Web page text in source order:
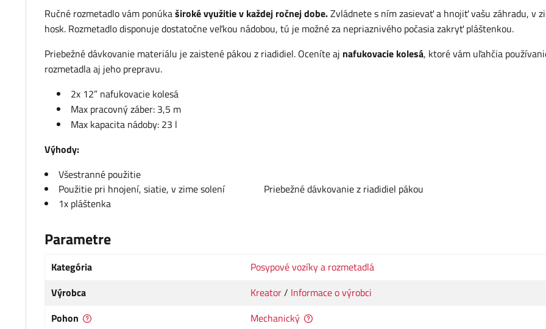
Ručné rozmetadlo vám ponúkaširoké využitie v každej ročnej dobe.Zvládnete s ním zasievať a hnojiť vašu záhradu, v
hosk. Rozmetadlo disponuje dostatočne veľkou nádobou, tú je možné za nepriaznivého počasia zakryť pláštenkou.
Priebežné dávkovanie materiálu je zaistené pákou z riadidiel. Oceníte aj nafukovacie kolesá, ktoré vám uľahčia
rozmetadla aj jeho prepravu.
2x 12” nafukovacie kolesá
Max pracovný záber: 3,5 m
Max kapacita nádoby: 23 l
Výhody:
Všestranné použitie
Použitie pri hnojení, siatie, v zime solení Priebežné dávkovanie z riadidiel pákou
1x pláštenka
Parametre
Kategória
Posypové vozíky a rozmetadlá
Výrobca
Kreator/ Informace o výrobci
Pohon
Mechanický